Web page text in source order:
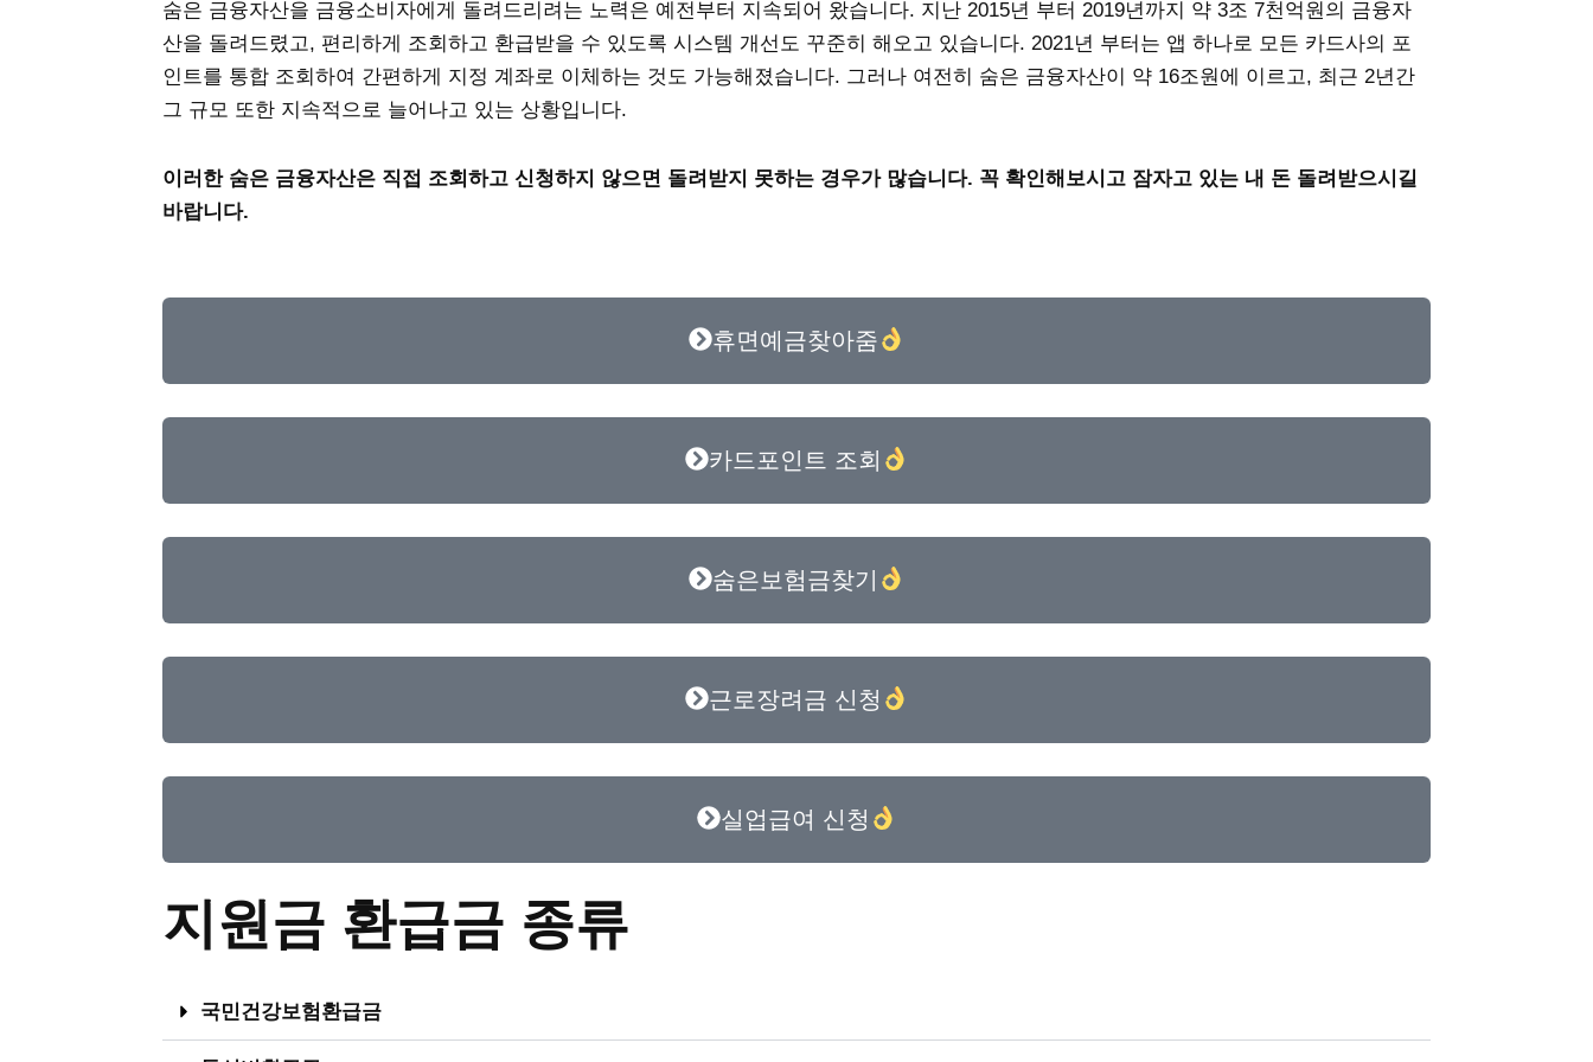
숨은 금융자산을 금융소비자에게 돌려드리려는 노력은 예전부터 지속되어 왔습니다. 지난 2015년 부터 2019년까지 약 3조 7천억원의 금융자
산을 돌려드렸고, 편리하게 조회하고 환급받을 수 있도록 시스템 개선도 꾸준히 해오고 있습니다. 2021년 부터는 앱 하나로 모든 카드사의 포
인트를 통합 조회하여 간편하게 지정 계좌로 이체하는 것도 가능해졌습니다. 그러나 여전히 숨은 금융자산이 약 16조원에 이르고, 최근 2년간
그 규모 또한 지속적으로 늘어나고 있는 상황입니다.
이러한 숨은 금융자산은 직접 조회하고 신청하지 않으면 돌려받지 못하는 경우가 많습니다. 꼭 확인해보시고 잠자고 있는 내 돈 돌려받으시길
바랍니다.
휴면예금찾아줌
카드포인트 조회
숨은보험금찾기
근로장려금 신청
실업급여 신청
지원금 환급금 종류
국민건강보험환급금